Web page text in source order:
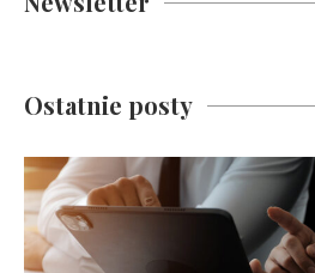
Ostatnie posty